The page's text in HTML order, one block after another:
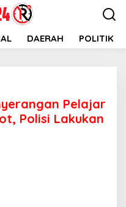
DAERAH POLITIK
Pelajar
Polisi Lakukan